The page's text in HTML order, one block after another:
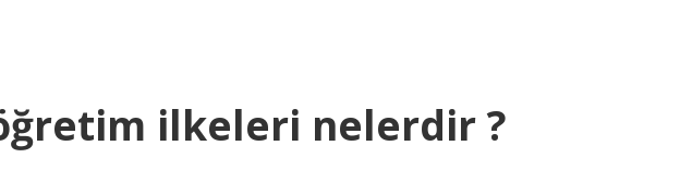
ilkeleri nelerdir ?